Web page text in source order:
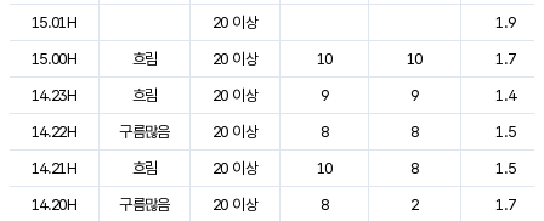
15.01H
20 이상
1.9
15.00H
흐림 20 이상 10 10
1.7
14.23H
흐림 20 이상 9 9
1.4
14.22H
구름많음 20 이상 8 8
1.5
14.21H
흐림 20 이상 10 8
1.5
14.20H
구름많음 20 이상 8 2
1.7